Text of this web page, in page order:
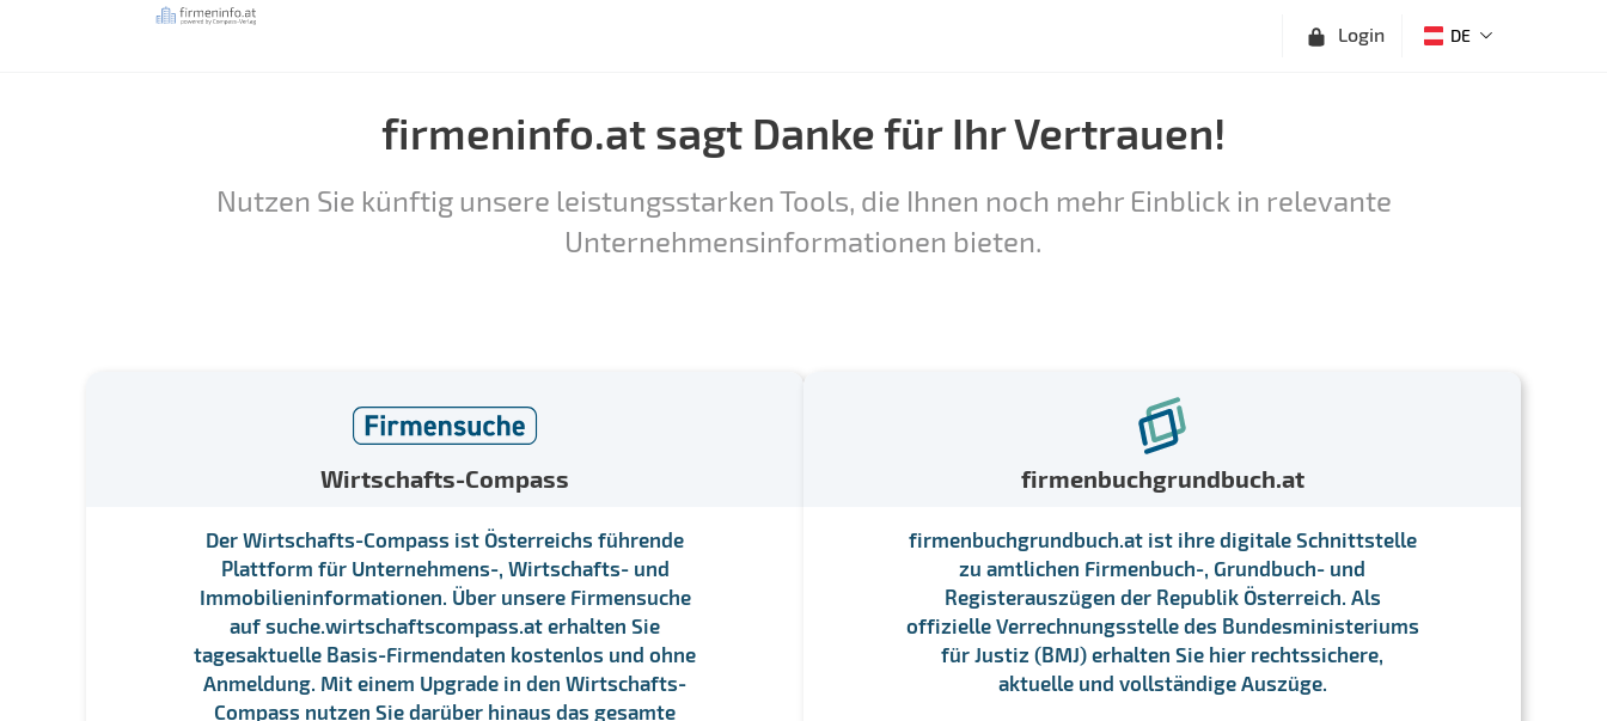
Login DE
firmeninfo.at sagt Danke für Ihr Vertrauen!
Nutzen Sie künftig unsere leistungsstarken Tools, die Ihnen noch mehr Einblick in relevante
Unternehmensinformationen bieten.
Wirtschafts-Compass
Der Wirtschafts-Compass ist Österreichs führende
Plattform für Unternehmens-, Wirtschafts- und
Immobilieninformationen. Über unsere Firmensuche
auf suche.wirtschaftscompass.at erhalten Sie
tagesaktuelle Basis-Firmendaten kostenlos und ohne
Anmeldung. Mit einem Upgrade in den Wirtschafts-
Compass nutzen Sie darüber hinaus das gesamte
firmenbuchgrundbuch.at
firmenbuchgrundbuch.at ist ihre digitale Schnittstelle
zu amtlichen Firmenbuch-, Grundbuch- und
Registerauszügen der Republik Österreich. Als
offizielle Verrechnungsstelle des Bundesministeriums
für Justiz (BMJ) erhalten Sie hier rechtssichere,
aktuelle und vollständige Auszüge.